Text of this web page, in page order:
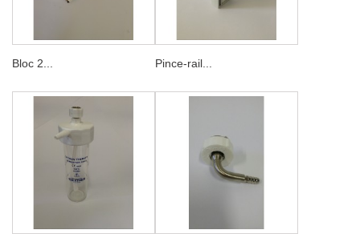
Bloc 2... Pince-rail...